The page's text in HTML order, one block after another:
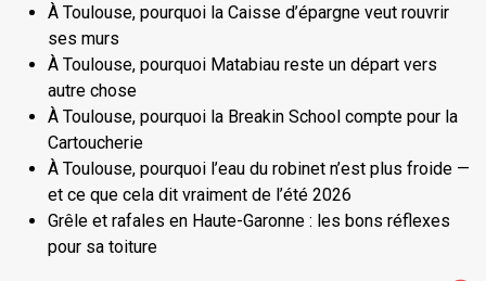
À Toulouse, pourquoi la Caisse d’épargne veut rouvrir
ses murs
À Toulouse, pourquoi Matabiau reste un départ vers
autre chose
À Toulouse, pourquoi la Breakin School compte pour la
Cartoucherie
À Toulouse, pourquoi l’eau du robinet n’est plus froide —
et ce que cela dit vraiment de l’été 2026
Grêle et rafales en Haute-Garonne : les bons réflexes
pour sa toiture